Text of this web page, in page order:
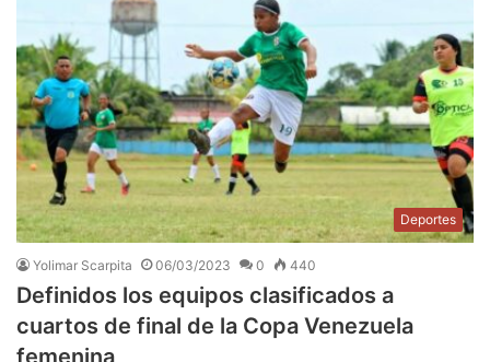
Deportes
Yolimar Scarpita 06/03/2023 0 440
Definidos los equipos clasificados a
cuartos de final de la Copa Venezuela